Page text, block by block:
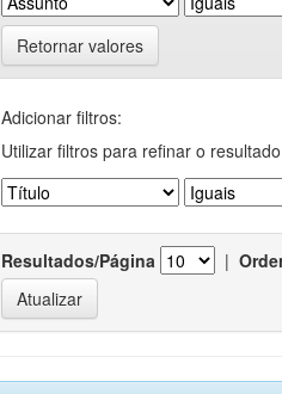
Retornar valores
Adicionar filtros:
Utilizar filtros para refinar o
Resultados/Página |